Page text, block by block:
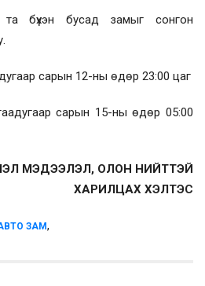
бүхэн бусад замыг сонгон
сарын 12-ны өдөр 23:00 цаг
сарын 15-ны өдөр 05:00
МЭДЭЭЛЭЛ, ОЛОН НИЙТТЭЙ
ХАРИЛЦАХ ХЭЛТЭС
ЗАМ,